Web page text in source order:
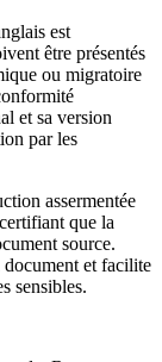
est
être présentés
ou migratoire
et sa version
par les
assermentée
que la
source.
et facilite
sensibles.